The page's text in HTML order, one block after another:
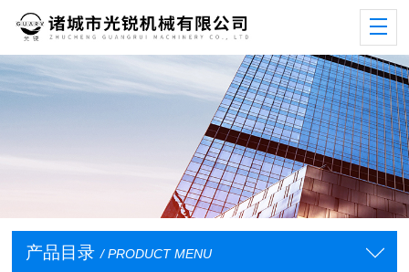
产品目录 / PRODUCT MENU